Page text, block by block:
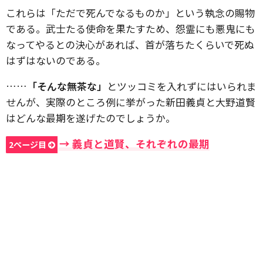
これらは「ただで死んでなるものか」という執念の賜物
である。武士たる使命を果たすため、怨霊にも悪鬼にも
なってやるとの決心があれば、首が落ちたくらいで死ぬ
はずはないのである。
…… 「そんな無茶な」 とツッコミを入れずにはいられま
せんが、実際のところ例に挙がった新田義貞と大野道賢
はどんな最期を遂げたのでしょうか。
2ページ目 → 義貞と道賢、それぞれの最期